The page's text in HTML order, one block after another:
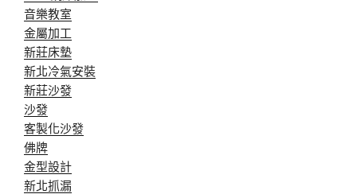
音樂教室
金屬加工
新莊床墊
新北冷氣安裝
新莊沙發
沙發
客製化沙發
佛牌
金型設計
新北抓漏